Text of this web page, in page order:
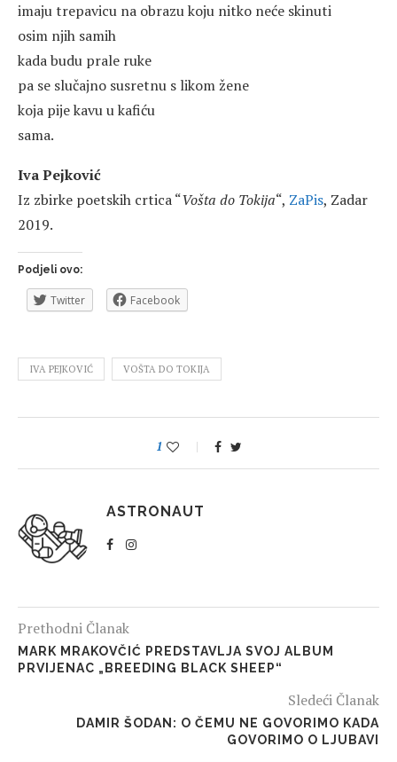
imaju trepavicu na obrazu koju nitko neće skinuti
osim njih samih
kada budu prale ruke
pa se slučajno susretnu s likom žene
koja pije kavu u kafiću
sama.
Iva Pejković
Iz zbirke poetskih crtica “Vošta do Tokija“, ZaPis, Zadar
2019.
Podjeli ovo:
Twitter Facebook
IVA PEJKOVIĆ VOŠTA DO TOKIJA
1
ASTRONAUT
Prethodni Članak
MARK MRAKOVČIĆ PREDSTAVLJA SVOJ ALBUM
PRVIJENAC „BREEDING BLACK SHEEP“
Sledeći Članak
DAMIR ŠODAN: O ČEMU NE GOVORIMO KADA
GOVORIMO O LJUBAVI